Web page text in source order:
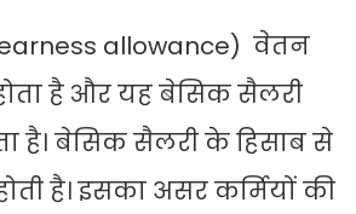
allowance) वेतन
है और यह बेसिक सैलरी
है। बेसिक सैलरी के हिसाब से
है। इसका असर कर्मियों की